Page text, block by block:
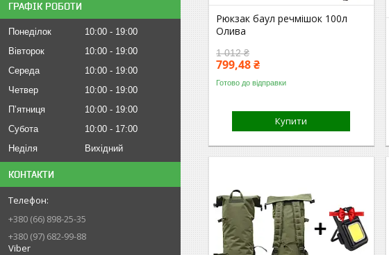
ГРАФІК РОБОТИ
Понеділок 10:00
19:00
Вівторок
10:00
19:00
Середа
10:00
19:00
Четвер
10:00
19:00
Пʼятниця
10:00
19:00
Субота
10:00
17:00
Неділя
Вихідний
КОНТАКТИ
+380 (66) 898-25-35
+380 (97) 682-99-88
Viber
Рюкзак баул речмішок 100л
Олива
1 012 ₴
799,48 ₴
Готово до відправки
Купити